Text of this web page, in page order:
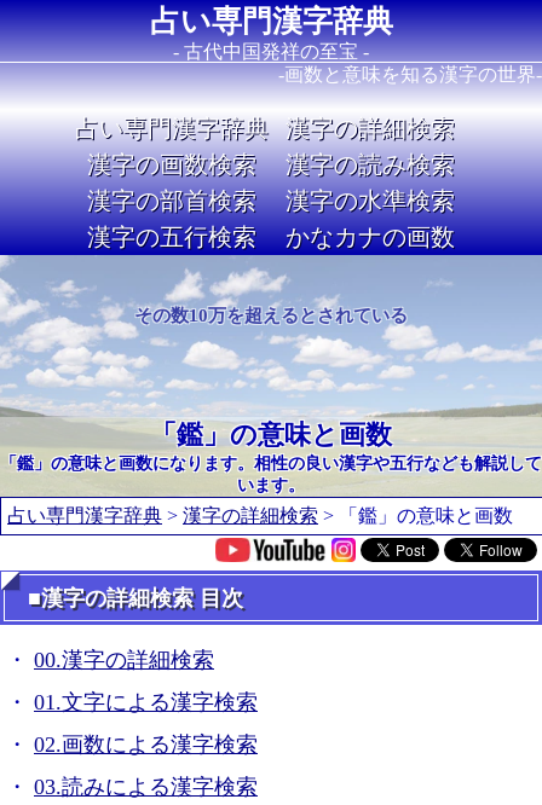
占い専門漢字辞典
- 古代中国発祥の至宝 -
-画数と意味を知る漢字の世界-
占い専門漢字辞典
漢字の詳細検索
漢字の画数検索
漢字の読み検索
漢字の部首検索
漢字の水準検索
漢字の五行検索
かなカナの画数
Image 02
その数10万を超えるとされている
「鑑」の意味と画数
「鑑」の意味と画数になります。相性の良い漢字や五行なども解説して
います。
占い専門漢字辞典 > 漢字の詳細検索 > 「鑑」の意味と画数
■漢字の詳細検索 目次
00.漢字の詳細検索
01.文字による漢字検索
02.画数による漢字検索
03.読みによる漢字検索